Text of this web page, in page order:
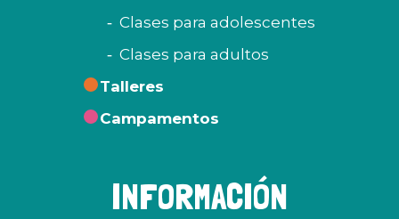
Clases para adolescentes
Clases para adultos
Talleres
Campamentos
INFORMACIÓN